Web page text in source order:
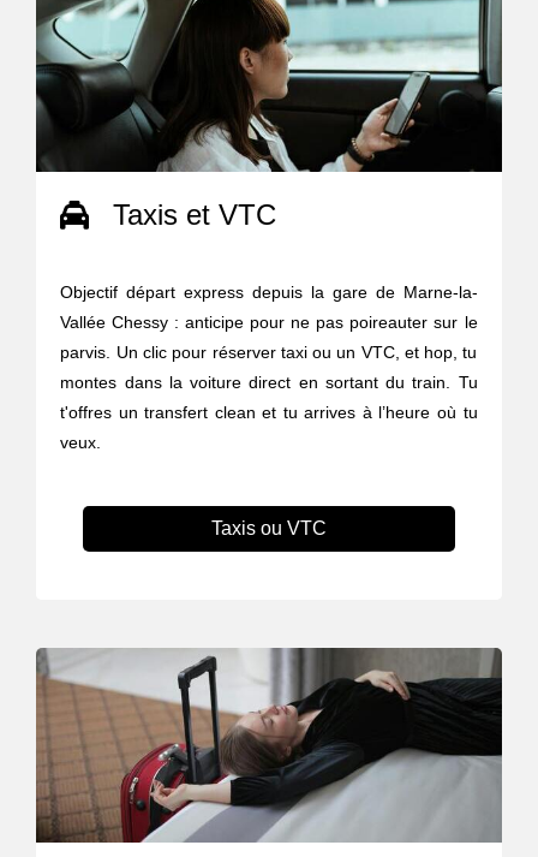
Taxis et VTC
Objectif départ express depuis la gare de Marne-la-
Vallée Chessy : anticipe pour ne pas poireauter sur le
parvis. Un clic pour réserver taxi ou un VTC, et hop, tu
montes dans la voiture direct en sortant du train. Tu
t'offres un transfert clean et tu arrives à l’heure où tu
veux.
Taxis ou VTC